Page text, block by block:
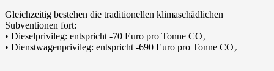
Gleichzeitig bestehen die traditionellen klimaschädlichen
Subventionen fort:
• Dieselprivileg: entspricht -70 Euro pro Tonne CO₂
• Dienstwagenprivileg: entspricht -690 Euro pro Tonne CO₂